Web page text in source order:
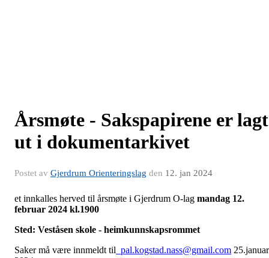
Årsmøte - Sakspapirene er lagt
ut i dokumentarkivet
Postet av Gjerdrum Orienteringslag den 12. jan 2024
et innkalles herved til årsmøte i Gjerdrum O-lag mandag 12.
februar 2024 kl.1900
Sted: Veståsen skole - heimkunnskapsrommet
Saker må være innmeldt til pal.kogstad.nass@gmail.com 25.januar